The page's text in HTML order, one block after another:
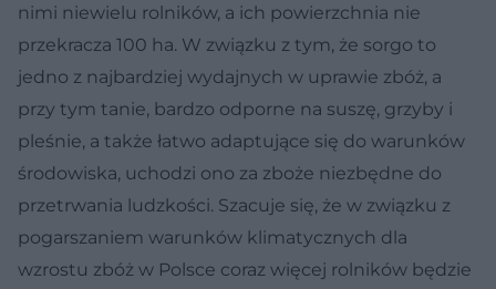
nimi niewielu rolników, a ich powierzchnia nie
przekracza 100 ha. W związku z tym, że sorgo to
jedno z najbardziej wydajnych w uprawie zbóż, a
przy tym tanie, bardzo odporne na suszę, grzyby i
pleśnie, a także łatwo adaptujące się do warunków
środowiska, uchodzi ono za zboże niezbędne do
przetrwania ludzkości. Szacuje się, że w związku z
pogarszaniem warunków klimatycznych dla
wzrostu zbóż w Polsce coraz więcej rolników będzie